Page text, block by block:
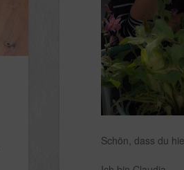
Schön, dass du